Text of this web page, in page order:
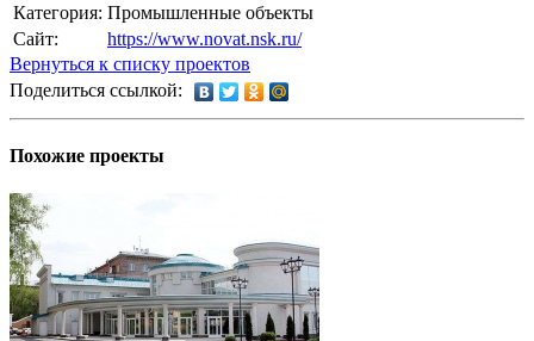
Категория: Промышленные объекты
Сайт:
https://www.novat.nsk.ru/
Вернуться к списку проектов
Поделиться ссылкой:
Похожие проекты